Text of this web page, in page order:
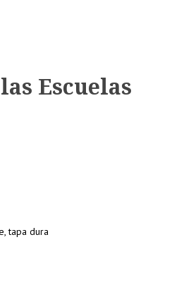
Escuelas
tapa dura